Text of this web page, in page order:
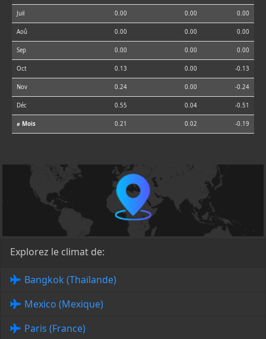
Juil 0.00 0.00 0.00
Aoû 0.00 0.00 0.00
Sep 0.00 0.00 0.00
Oct 0.13 0.00 -0.13
Nov 0.24 0.00 -0.24
Déc 0.55 0.04 -0.51
⌀ Mois 0.21 0.02 -0.19
Explorez le climat de:
Bangkok (Thaïlande)
Mexico (Mexique)
Paris (France)